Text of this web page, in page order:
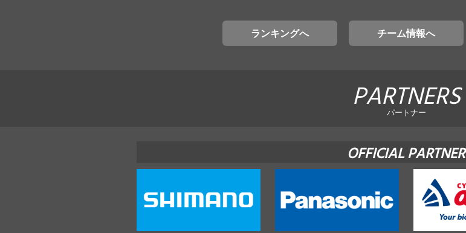
ランキングへ チーム情報へ
PARTNERS
パートナー
OFFICIAL PARTNER